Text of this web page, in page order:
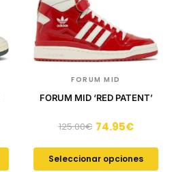
FORUM MID
FORUM MID ‘RED PATENT’
125.00€ 74.95€
Seleccionar opciones